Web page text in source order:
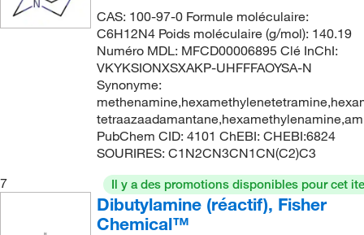
CAS: 100-97-0 Formule moléculaire:
C6H12N4 Poids moléculaire (g/mol): 140.19
Numéro MDL: MFCD00006895 Clé InChI:
VKYKSIONXSXAKP-UHFFFAOYSA-N
Synonyme:
PubChem CID: 4101 ChEBI: CHEBI:6824
SOURIRES: C1N2CN3CN1CN(C2)C3
7
Il y a des promotions disponibles pour cet
Dibutylamine (réactif), Fisher
Chemical™